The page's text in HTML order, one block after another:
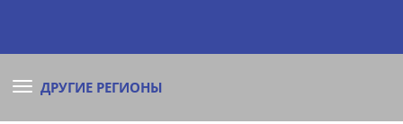
ДРУГИЕ РЕГИОНЫ